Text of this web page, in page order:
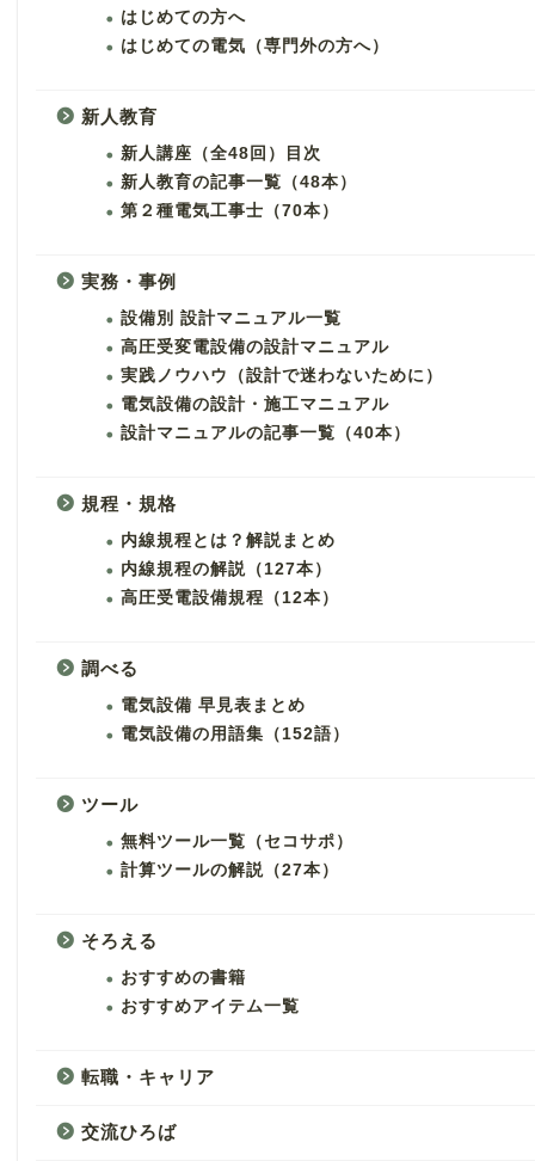
はじめての方へ
はじめての電気（専門外の方へ）
新人教育
新人講座（全48回）目次
新人教育の記事一覧（48本）
第２種電気工事士（70本）
実務・事例
設備別 設計マニュアル一覧
高圧受変電設備の設計マニュアル
実践ノウハウ（設計で迷わないために）
電気設備の設計・施工マニュアル
設計マニュアルの記事一覧（40本）
規程・規格
内線規程とは？解説まとめ
内線規程の解説（127本）
高圧受電設備規程（12本）
調べる
電気設備 早見表まとめ
電気設備の用語集（152語）
ツール
無料ツール一覧（セコサポ）
計算ツールの解説（27本）
そろえる
おすすめの書籍
おすすめアイテム一覧
転職・キャリア
交流ひろば